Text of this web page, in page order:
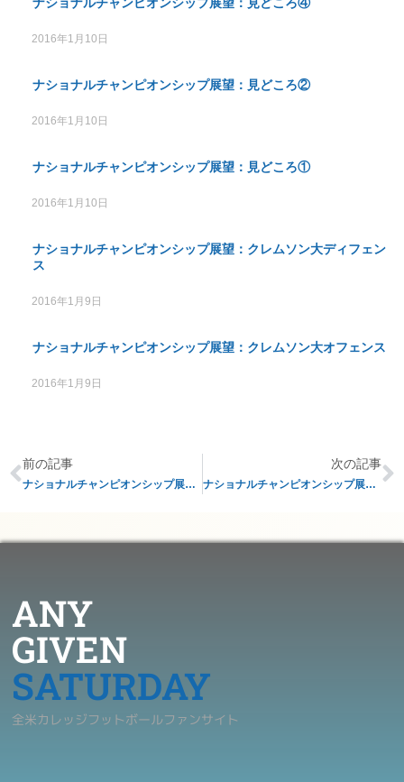
ナショナルチャンピオンシップ展望：見どころ④
2016年1月10日
ナショナルチャンピオンシップ展望：見どころ②
2016年1月10日
ナショナルチャンピオンシップ展望：見どころ①
2016年1月10日
ナショナルチャンピオンシップ展望：クレムソン大ディフェン
ス
2016年1月9日
ナショナルチャンピオンシップ展望：クレムソン大オフェンス
2016年1月9日
前の記事
ナショナルチャンピオンシップ展望：見どころ②
次の記事
ナショナルチャンピオンシップ展望：見どころ④
ANY
GIVEN
SATURDAY
全米カレッジフットボールファンサイト